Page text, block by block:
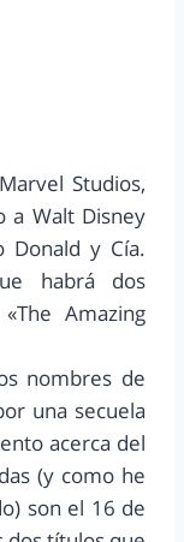
Studios,
a Walt Disney
Donald y Cía.
habrá dos
Amazing
nombres de
una secuela
acerca del
(y como he
son el 16 de